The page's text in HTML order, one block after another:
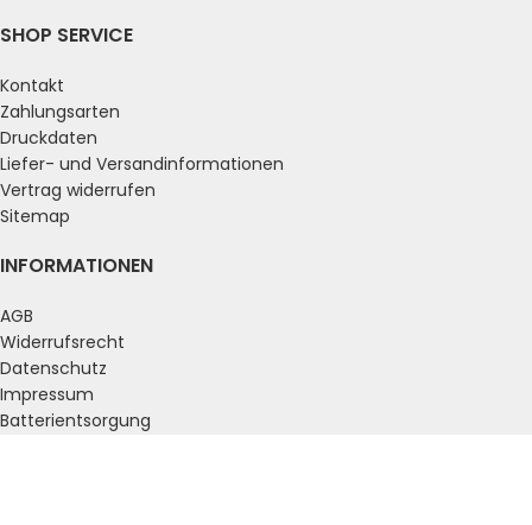
SHOP SERVICE
Kontakt
Zahlungsarten
Druckdaten
Liefer- und Versandinformationen
Vertrag widerrufen
Sitemap
INFORMATIONEN
AGB
Widerrufsrecht
Datenschutz
Impressum
Batterientsorgung